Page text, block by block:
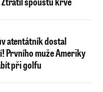
atentátník dostal
Prvního muže Ameriky
při golfu